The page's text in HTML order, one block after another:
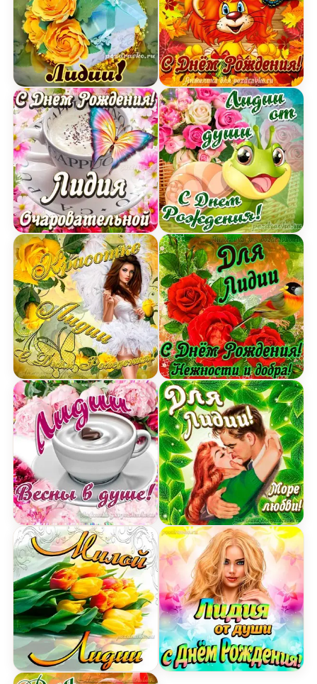
Открытка для милой Лидии с подарком и
Открытка очаровательной Лидии с Днем
Картинка красотке Лидии с Днем рождения с
Открытка Лидии на День Рождения с
Картинка милой Лидии с днем Рождения с
Открытка лапочке
Открытка Лидии от
Открытка для Лидии с
Открытка с Днем
Открытка Лидии от